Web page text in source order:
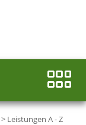
> Leistungen A - Z